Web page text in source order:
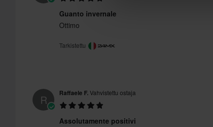
Guanto invernale
Ottimo
Tarkistettu
R Raffaele F.Vahvistettu ostaja
Assolutamente positivi